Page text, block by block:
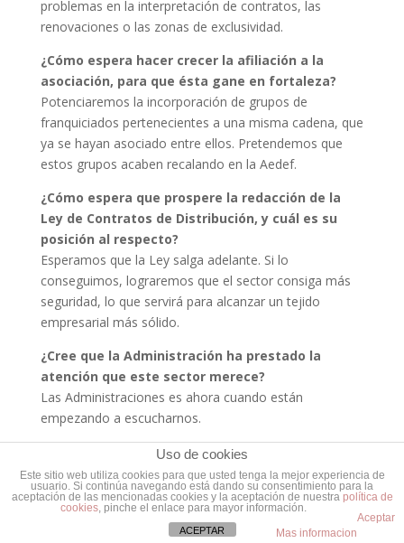
problemas en la interpretación de contratos, las
renovaciones o las zonas de exclusividad.
¿Cómo espera hacer crecer la afiliación a la
asociación, para que ésta gane en fortaleza?
Potenciaremos la incorporación de grupos de
franquiciados pertenecientes a una misma cadena, que
ya se hayan asociado entre ellos. Pretendemos que
estos grupos acaben recalando en la Aedef.
¿Cómo espera que prospere la redacción de la
Ley de Contratos de Distribución, y cuál es su
posición al respecto?
Esperamos que la Ley salga adelante. Si lo
conseguimos, lograremos que el sector consiga más
seguridad, lo que servirá para alcanzar un tejido
empresarial más sólido.
¿Cree que la Administración ha prestado la
atención que este sector merece?
Las Administraciones es ahora cuando están
empezando a escucharnos.
Localizacion - -Formacion
Uso de cookies
Este sitio web utiliza cookies para que usted tenga la mejor experiencia de
usuario. Si continúa navegando está dando su consentimiento para la
aceptación de las mencionadas cookies y la aceptación de nuestra política de
cookies, pinche el enlace para mayor información.
Aceptar
Mas informacion
ACEPTAR